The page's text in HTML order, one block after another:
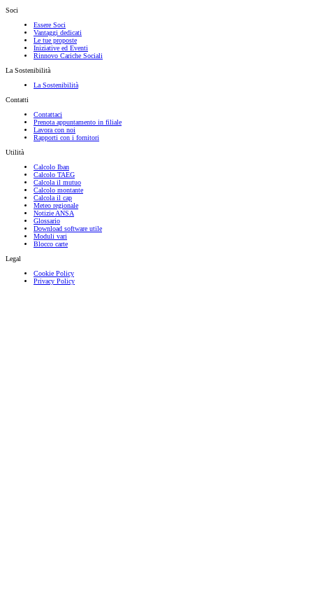
Soci
Essere Soci
Vantaggi dedicati
Le tue proposte
Iniziative ed Eventi
Rinnovo Cariche Sociali
La Sostenibilità
La Sostenibilità
Contatti
Contattaci
Prenota appuntamento in filiale
Lavora con noi
Rapporti con i fornitori
Utilità
Calcolo Iban
Calcolo TAEG
Calcola il mutuo
Calcolo montante
Calcola il cap
Meteo regionale
Notizie ANSA
Glossario
Download software utile
Moduli vari
Blocco carte
Legal
Cookie Policy
Privacy Policy